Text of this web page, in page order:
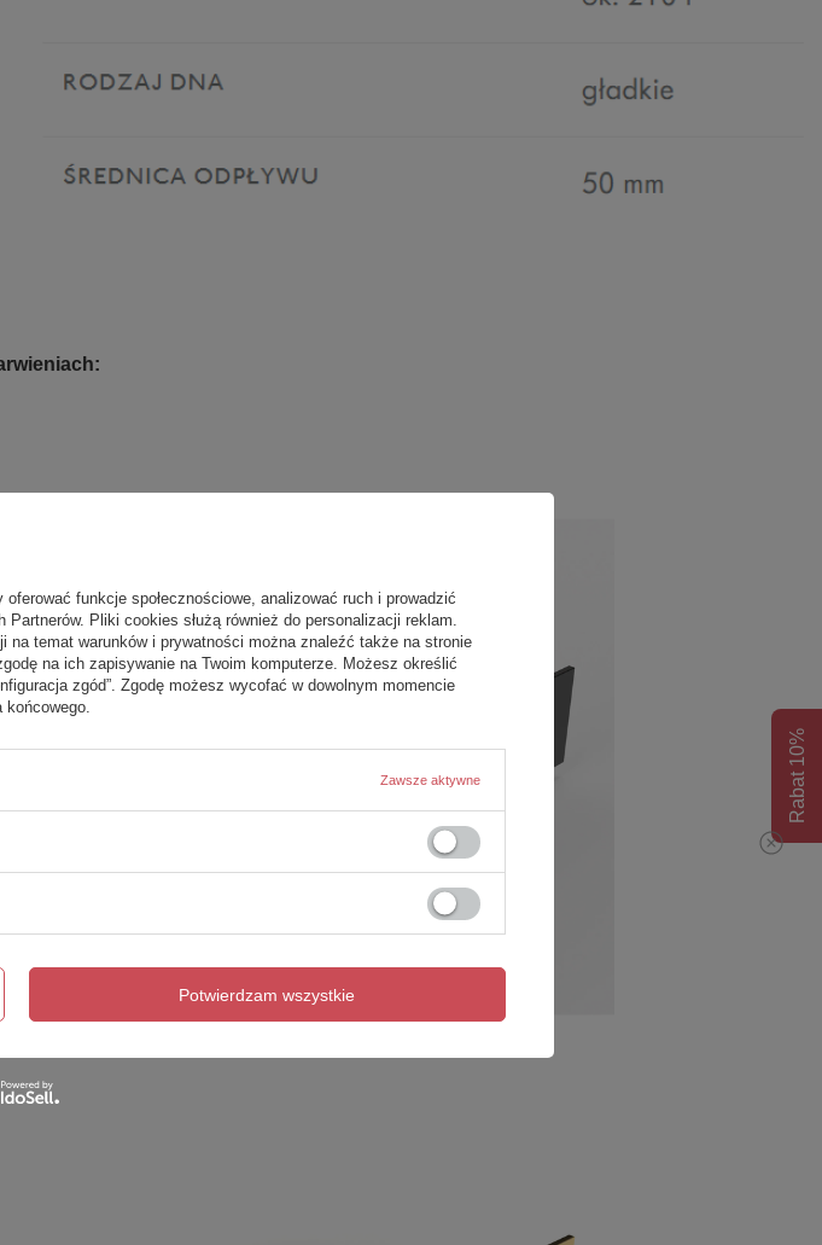
Rabat 10%
funkcje społecznościowe, analizować ruch i prowadzić
Pliki cookies służą również do personalizacji reklam.
na temat warunków i prywatności można znaleźć także na stronie
na ich zapisywanie na Twoim komputerze. Możesz określić
zgód”. Zgodę możesz wycofać w dowolnym momencie
końcowego.
Zawsze aktywne
Potwierdzam wszystkie